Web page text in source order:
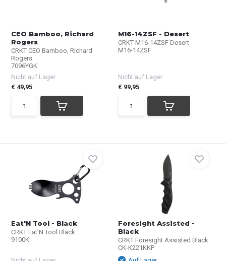
CEO Bamboo, Richard
Rogers
CRKT CEO Bamboo, Richard
Rogers
7096YGK
Nicht auf Lager
€ 49,95
M16-14ZSF - Desert
CRKT M16-14ZSF Desert
M16-14ZSF
Nicht auf Lager
€ 99,95
Eat'N Tool - Black
CRKT Eat'N Tool Black
9100K
Foresight Assisted -
Black
CRKT Foresight Assisted Black
CK-K221KKP